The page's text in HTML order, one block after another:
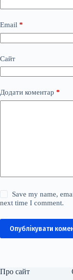
Email *
Сайт
Додати коментар *
Save my name,
next time I comment.
Опублікувати
Про сайт